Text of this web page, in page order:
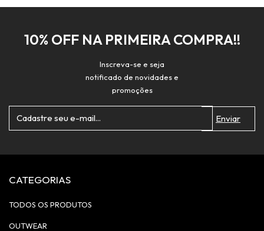
10% OFF NA PRIMEIRA COMPRA!!
Inscreva-se e seja
notificado de novidades e
promoções
CATEGORIAS
TODOS OS PRODUTOS
OUTWEAR